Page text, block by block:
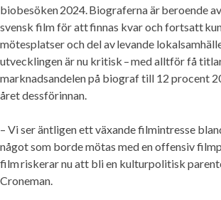
biobesöken 2024. Biograferna är beroende
svensk film för att finnas kvar och fortsatt
mötesplatser och del av levande
utvecklingen är nu kritisk – med alltför få
marknadsandelen på biograf till 12 procent
året dessförinnan.
– Vi ser äntligen ett växande filmintresse
något som borde mötas med en offensiv
film riskerar nu att bli en kulturpolitisk
Croneman.